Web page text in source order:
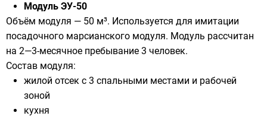
Модуль ЭУ-50
Объём модуля — 50 м³. Используется для имитации
посадочного марсианского модуля. Модуль рассчитан
на 2—3-месячное пребывание 3 человек.
Состав модуля:
жилой отсек с 3 спальными местами и рабочей
зоной
кухня